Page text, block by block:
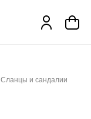
Сланцы и сандалии